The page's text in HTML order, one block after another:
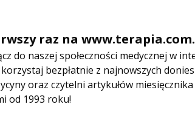
raz na
do naszej społeczności medycznej w
bezpłatnie z najnowszych
oraz czytelni artykułów
od 1993 roku!